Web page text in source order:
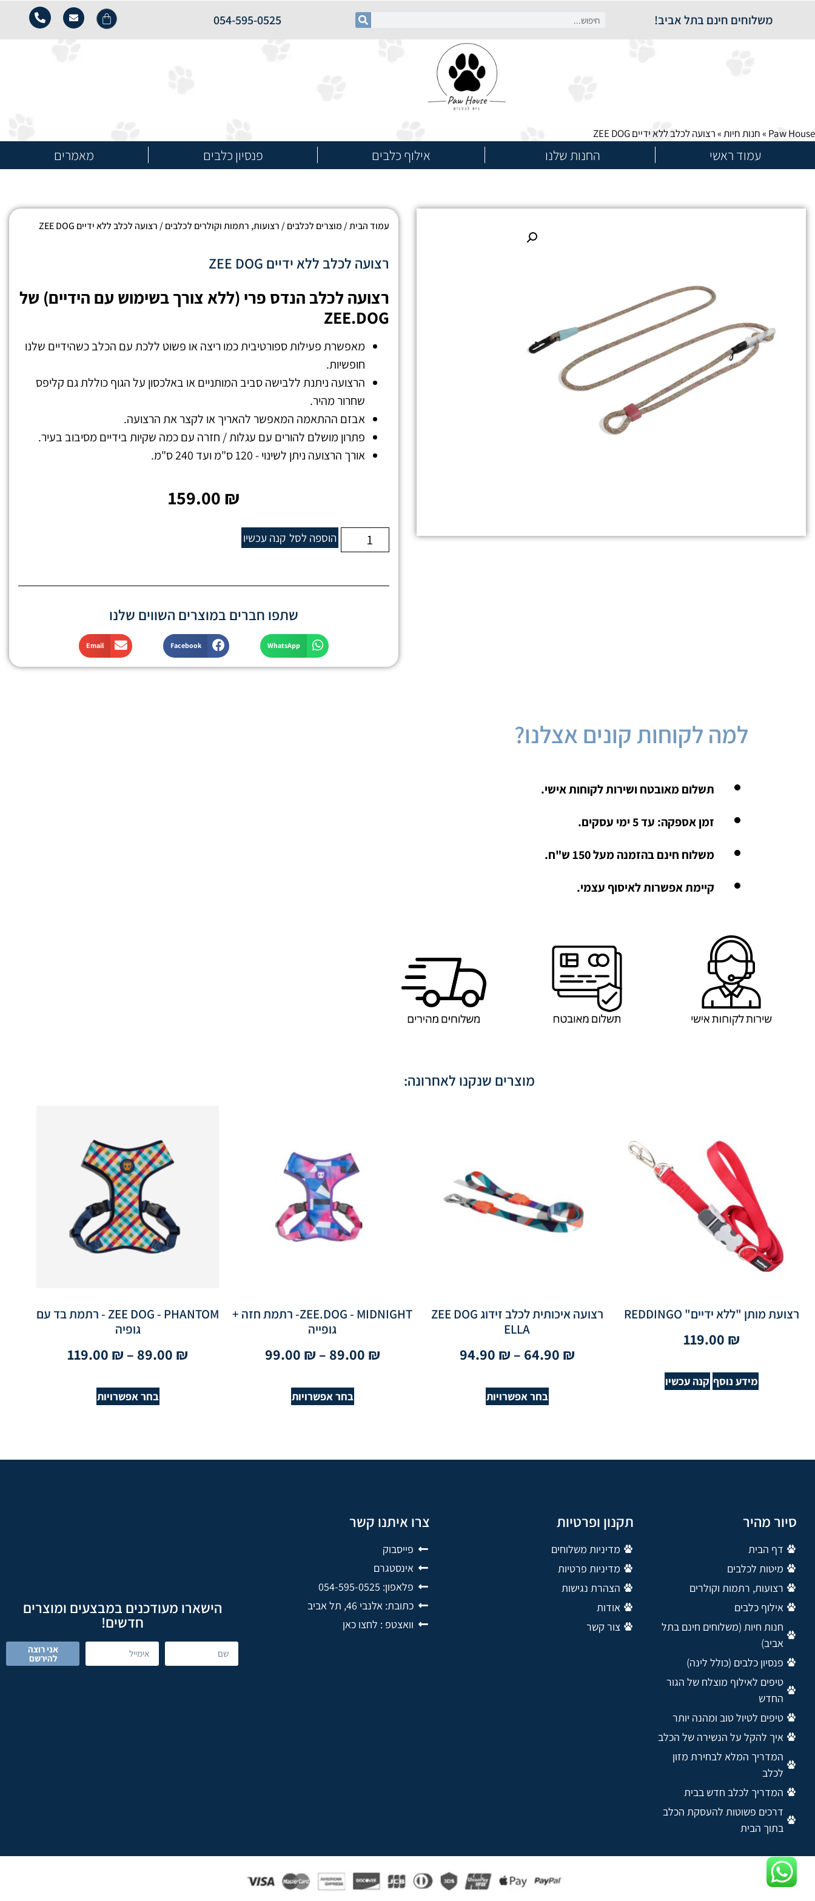
משלוחים חינם בתל אביב! 054-595-0525
Paw House
»חנות חיות»רצועה לכלב ללא ידיים ZEE DOG
עמוד ראשי החנות שלנו אילוף כלבים פנסיון כלבים מאמרים
עמוד הבית/ מוצרים לכלבים/ רצועות, רתמות וקולרים לכלבים/ רצועה לכלב ללא ידיים ZEE DOG
רצועה לכלב ללא ידיים ZEE DOG
רצועה לכלב הנדס פרי (ללא צורך בשימוש עם הידיים) של
ZEE.DOG
מאפשרת פעילות ספורטיבית כמו ריצה או פשוט ללכת עם הכלב כשהידיים שלנו
חופשיות.
הרצועה ניתנת ללבישה סביב המותניים או באלכסון על הגוף כוללת גם קליפס
שחרור מהיר.
אבזם ההתאמה המאפשר להאריך או לקצר את הרצועה.
פתרון מושלם להורים עם עגלות / חזרה עם כמה שקיות בידיים מסיבוב בעיר.
אורך הרצועה ניתן לשינוי - 120 ס"מ ועד 240 ס"מ.
159.00 ₪
הוספה לסל קנה עכשיו
שתפו חברים במוצרים השווים שלנו
WhatsApp
Facebook
Email
למה לקוחות קונים אצלנו?
תשלום מאובטח ושירות לקוחות אישי.
זמן אספקה: עד 5 ימי עסקים.
משלוח חינם בהזמנה מעל 150 ש"ח.
קיימת אפשרות לאיסוף עצמי.
מוצרים שנקנו לאחרונה:
רצועת מותן "ללא ידיים" REDDINGO
119.00 ₪
מידע נוסף קנה עכשיו
רצועה איכותית לכלב זידוג ZEE DOG
ELLA
64.90 ₪
–
94.90 ₪
בחר אפשרויות
ZEE.DOG - MIDNIGHT- רתמת חזה +
גופייה
89.00 ₪
–
99.00 ₪
בחר אפשרויות
ZEE DOG - PHANTOM - רתמת בד עם
גופיה
89.00 ₪
–
119.00 ₪
בחר אפשרויות
סיור מהיר
דף הבית
מיטות לכלבים
רצועות, רתמות וקולרים
אילוף כלבים
חנות חיות (משלוחים חינם בתל
אביב)
פנסיון כלבים (כולל לינה)
טיפים לאילוף מוצלח של הגור
החדש
טיפים לטיול טוב ומהנה יותר
איך להקל על הנשירה של הכלב
המדריך המלא לבחירת מזון
לכלב
המדריך לכלב חדש בבית
דרכים פשוטות להעסקת הכלב
בתוך הבית
תקנון ופרטיות
מדיניות משלוחים
מדיניות פרטיות
הצהרת נגישות
אודות
צור קשר
צרו איתנו קשר
פייסבוק
אינסטגרם
פלאפון: 054-595-0525
כתובת: אלנבי 46, תל אביב
וואצטפ : לחצו כאן
הישארו מעודכנים במבצעים ומוצרים
חדשים!
אני רוצה
להירשם